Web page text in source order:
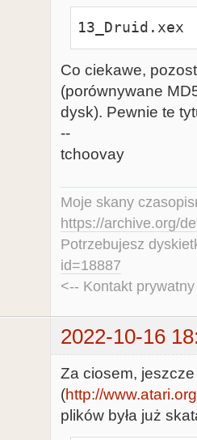
13_Druid.xex
Co ciekawe,
(porównywane
dysk). Pewnie te
--
tchoovay
Moje skany
https://archive.org/
Potrzebujesz
id=18887
<-- Kontakt
2022-10-16
Za ciosem,
(http://
plików była już